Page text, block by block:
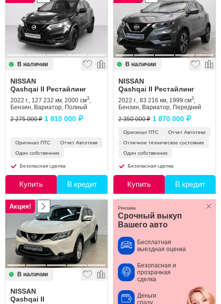
В наличии
NISSAN
Qashqai II Рестайлинг
2022 г., 127 232 км, 2000 см3,
Бензин, Вариатор, Полный
2 275 000 ₽ 1 810 000 ₽
Оригинал ПТС
Отчет Автотеки
Один собственник
Безопасная сделка
Купить В кредит
В наличии
NISSAN
Qashqai II Рестайлинг
2022 г., 83 216 км, 1999 см3,
Бензин, Вариатор, Передний
2 350 000 ₽ 1 870 000 ₽
Оригинал ПТС
Отчет Автотеки
Отличное техническое состояние
Один собственник
Безопасная сделка
Купить В кредит
Акция!
В наличии
NISSAN
Qashqai II
Срочный выкуп
Вашего авто
Бесплатная
выездная оценка
Безопасная и
прозрачная
сделка
Деньги
сразу
Реклама